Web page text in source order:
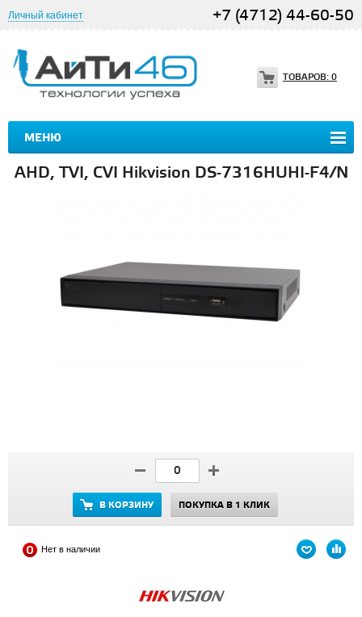
Личный кабинет +7 (4712) 44-60-50
МЕНЮ
ТОВАРОВ: 0
AHD, TVI, CVI Hikvision DS-7316HUHI-F4/N
В КОРЗИНУ ПОКУПКА В 1 КЛИК
Нет в наличии